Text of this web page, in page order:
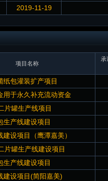
2019-11-19
项目名称
承
纸包灌装扩产项目
用于永久补充流动资金
片罐生产线项目
生产线建设项目
建设项目（鹰潭嘉美）
片罐生产线建设项目
生产线建设项目
建设项目(简阳嘉美)